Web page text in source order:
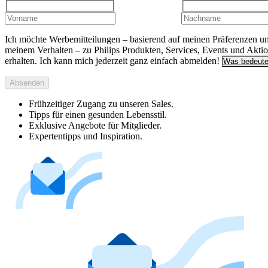
Ich möchte Werbemitteilungen – basierend auf meinen Präferenzen
meinem Verhalten – zu Philips Produkten, Services, Events und
erhalten. Ich kann mich jederzeit ganz einfach abmelden! Was
Absenden
Frühzeitiger Zugang zu unseren Sales.
Tipps für einen gesunden Lebensstil.
Exklusive Angebote für Mitglieder.
Expertentipps und Inspiration.